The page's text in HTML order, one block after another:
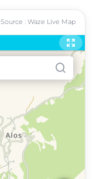
Source : Waze Live Map